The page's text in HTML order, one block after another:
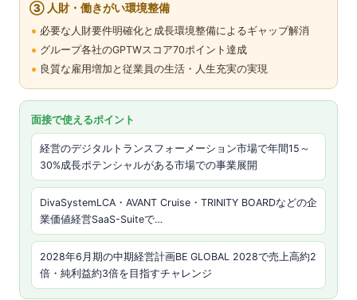
③ 人財・働きがい環境整備
必要な人財要件明確化と成長環境整備によるギャップ解消
グループ各社のGPTWスコア70ポイント達成
良質な雇用増加と従業員の生活・人生充実の実現
面接で使えるポイント
経営のデジタルトランスフォーメーション市場で年間15～
30%成長ポテンシャルがある市場での事業展開
DivaSystemLCA・AVANT Cruise・TRINITY BOARDなどの企
業価値経営SaaS-Suiteで…
2028年6月期の中期経営計画BE GLOBAL 2028で売上高約2
倍・純利益約3倍を目指すチャレンジ